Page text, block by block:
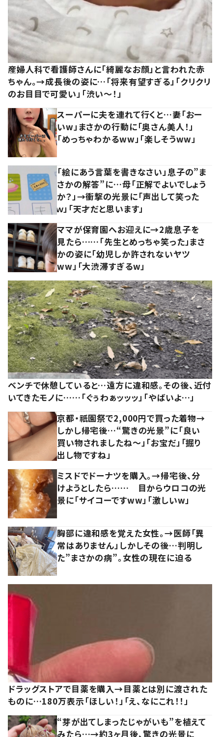
産婦人科で看護師さんに「綺麗なお顔」と言われた赤
ちゃん。→成長後の姿に…「将来有望すぎる」「クリクリ
のお目目で可愛い」「渋い～！」
スーパーに夫を連れて行くと…妻「おー
いw」まさかの行動に「奥さん美人！」
「めっちゃわかるww」「楽しそうww」
「絵にあう言葉を書きなさい」息子の”ま
さかの解答”に…母「正解でよいでしょう
か？」→衝撃の光景に「声出して笑った
ｗ」「天才だと思います」
ママが保育園へお迎えに→2歳息子を
見たら……「先生とめっちゃ笑った」まさ
かの姿に「幼児しか許されないヤツ
ww」「大渋滞すぎるw」
ベンチで休憩していると…遠方に違和感。その後、近付
いてきたモノに……「ぐぅわぁッッッ」「やばいよ…」
京都・祇園祭で2,000円で買った着物→
しかし帰宅後…“驚きの光景”に「良い
買い物されましたね～」「お宝だ」「掘り
出し物ですね」
ミスドでドーナツを購入。→帰宅後、分
けようとしたら…… 目からウロコの光
景に「サイコーですww」「激しいw」
胸部に違和感を覚えた女性。→医師「異
常はありません」しかしその後…判明し
た”まさかの病”。女性の現在に迫る
ドラッグストアで目薬を購入→目薬とは別に渡された
ものに…180万表示「ほしい！」「え、なにこれ！！」
“芽が出てしまったじゃがいも”を植えて
みたら…→約3ヶ月後、驚きの光景に